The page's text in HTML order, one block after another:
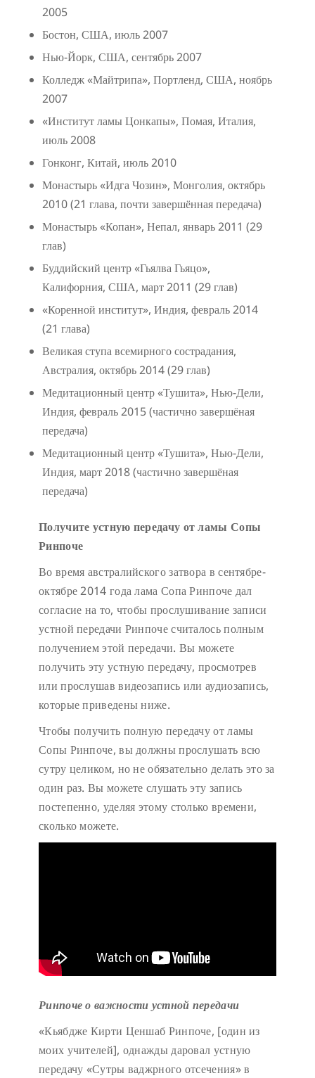
2005
Бостон, США, июль 2007
Нью-Йорк, США, сентябрь 2007
Колледж «Майтрипа», Портленд, США, ноябрь
2007
«Институт ламы Цонкапы», Помая, Италия,
июль 2008
Гонконг, Китай, июль 2010
Монастырь «Идга Чозин», Монголия, октябрь
2010 (21 глава, почти завершённая передача)
Монастырь «Копан», Непал, январь 2011 (29
глав)
Буддийский центр «Гьялва Гьяцо»,
Калифорния, США, март 2011 (29 глав)
«Коренной институт», Индия, февраль 2014
(21 глава)
Великая ступа всемирного сострадания,
Австралия, октябрь 2014 (29 глав)
Медитационный центр «Тушита», Нью-Дели,
Индия, февраль 2015 (частично завершёная
передача)
Медитационный центр «Тушита», Нью-Дели,
Индия, март 2018 (частично завершёная
передача)
Получите устную передачу от ламы Сопы
Ринпоче
Во время австралийского затвора в сентябре-
октябре 2014 года лама Сопа Ринпоче дал
согласие на то, чтобы прослушивание записи
устной передачи Ринпоче считалось полным
получением этой передачи. Вы можете
получить эту устную передачу, просмотрев
или прослушав видеозапись или аудиозапись,
которые приведены ниже.
Чтобы получить полную передачу от ламы
Сопы Ринпоче, вы должны прослушать всю
сутру целиком, но не обязательно делать это за
один раз. Вы можете слушать эту запись
постепенно, уделяя этому столько времени,
сколько можете.
Ринпоче о важности устной передачи
«Кьябдже Кирти Ценшаб Ринпоче, [один из
моих учителей], однажды даровал устную
передачу «Сутры ваджрного отсечения» в